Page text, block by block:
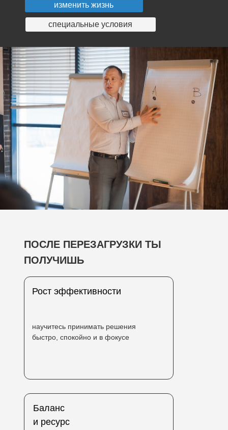
изменить жизнь
специальные условия
ПОСЛЕ ПЕРЕЗАГРУЗКИ ТЫ
ПОЛУЧИШЬ
научитесь принимать решения
быстро, спокойно и в фокусе
Рост эффективности
Баланс
и ресурс